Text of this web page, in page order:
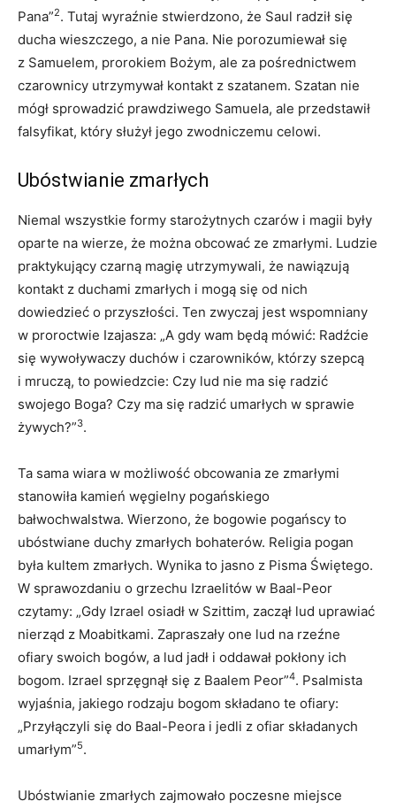
Pana”2. Tutaj wyraźnie stwierdzono, że Saul radził się
ducha wieszczego, a nie Pana. Nie porozumiewał się
z Samuelem, prorokiem Bożym, ale za pośrednictwem
czarownicy utrzymywał kontakt z szatanem. Szatan nie
mógł sprowadzić prawdziwego Samuela, ale przedstawił
falsyfikat, który służył jego zwodniczemu celowi.
Ubóstwianie zmarłych
Niemal wszystkie formy starożytnych czarów i magii były
oparte na wierze, że można obcować ze zmarłymi. Ludzie
praktykujący czarną magię utrzymywali, że nawiązują
kontakt z duchami zmarłych i mogą się od nich
dowiedzieć o przyszłości. Ten zwyczaj jest wspomniany
w proroctwie Izajasza: „A gdy wam będą mówić: Radźcie
się wywoływaczy duchów i czarowników, którzy szepcą
i mruczą, to powiedzcie: Czy lud nie ma się radzić
swojego Boga? Czy ma się radzić umarłych w sprawie
żywych?”3.
Ta sama wiara w możliwość obcowania ze zmarłymi
stanowiła kamień węgielny pogańskiego
bałwochwalstwa. Wierzono, że bogowie pogańscy to
ubóstwiane duchy zmarłych bohaterów. Religia pogan
była kultem zmarłych. Wynika to jasno z Pisma Świętego.
W sprawozdaniu o grzechu Izraelitów w Baal-Peor
czytamy: „Gdy Izrael osiadł w Szittim, zaczął lud uprawiać
nierząd z Moabitkami. Zapraszały one lud na rzeźne
ofiary swoich bogów, a lud jadł i oddawał pokłony ich
bogom. Izrael sprzęgnął się z Baalem Peor”4. Psalmista
wyjaśnia, jakiego rodzaju bogom składano te ofiary:
„Przyłączyli się do Baal-Peora i jedli z ofiar składanych
umarłym”5.
Ubóstwianie zmarłych zajmowało poczesne miejsce